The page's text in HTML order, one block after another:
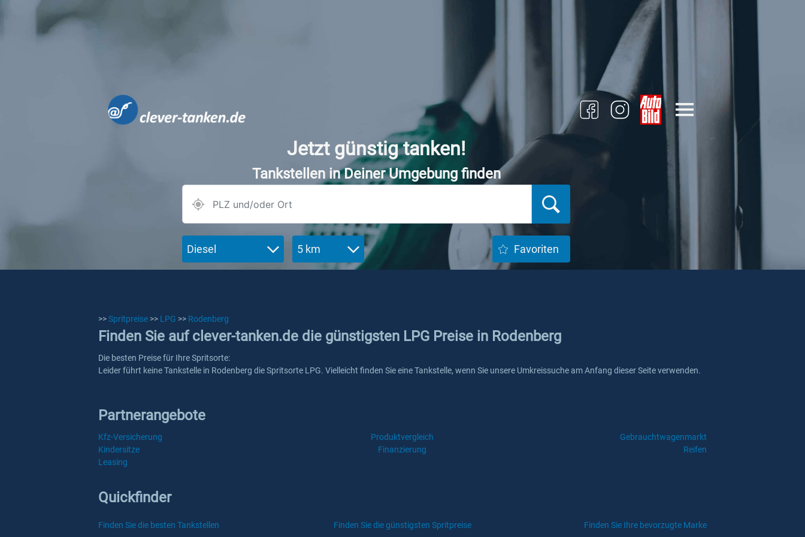
Jetzt günstig tanken!
Tankstellen in Deiner Umgebung finden
Diesel 5 km Favoriten
>>Spritpreise >> LPG >> Rodenberg
Finden Sie auf clever-tanken.de die günstigsten LPG Preise in Rodenberg
Die besten Preise für Ihre Spritsorte:
Leider führt keine Tankstelle in Rodenberg die Spritsorte LPG. Vielleicht finden Sie eine Tankstelle, wenn Sie unsere Umkreissuche am Anfang dieser Seite verwenden.
Partnerangebote
Kfz-Versicherung Produktvergleich
Gebrauchtwagenmarkt
Kindersitze
Finanzierung
Reifen
Leasing
Quickfinder
Finden Sie die besten Tankstellen Finden Sie die günstigsten Spritpreise Finden Sie Ihre bevorzugte Marke